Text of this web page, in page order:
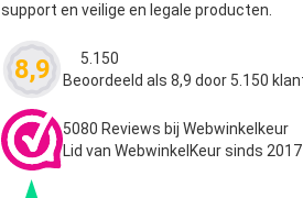
support en veilige en legale producten.
8,9 Waardering
5.150
Beoordeeld als 8,9 door 5.150
5080 Reviews bij Webwinkelkeur
Lid van WebwinkelKeur sinds 2017